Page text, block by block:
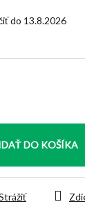
13.8.2026
DO KOŠÍKA